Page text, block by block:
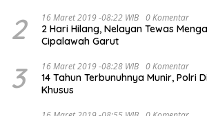
2 16 Maret 2019 -08:22 WIB 0 Komentar
2 Hari Hilang, Nelayan Tewas
Cipalawah Garut
3 16 Maret 2019 -08:28 WIB 0 Komentar
14 Tahun Terbunuhnya Munir, Polri
Khusus